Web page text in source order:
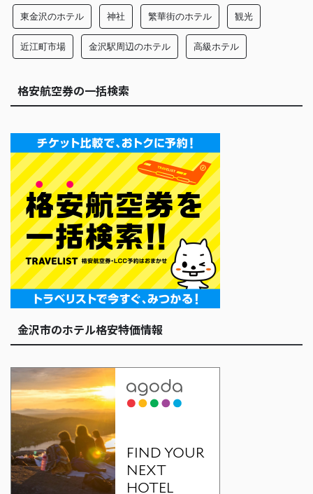
東金沢のホテル 神社 繁華街のホテル 観光
近江町市場 金沢駅周辺のホテル 高級ホテル
格安航空券の一括検索
金沢市のホテル格安特価情報